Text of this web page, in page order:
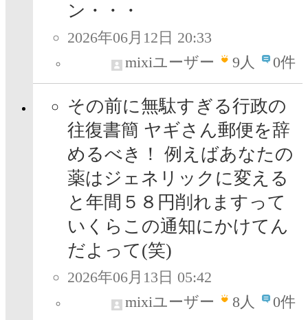
ン・・・
2026年06月12日 20:33
mixiユーザー
9人 0件
その前に無駄すぎる行政の
往復書簡 ヤギさん郵便を辞
めるべき！ 例えばあなたの
薬はジェネリックに変える
と年間５８円削れますって
いくらこの通知にかけてん
だよって(笑)
2026年06月13日 05:42
mixiユーザー
8人 0件